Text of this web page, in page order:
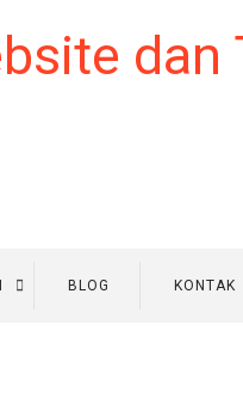
BLOG KONTAK